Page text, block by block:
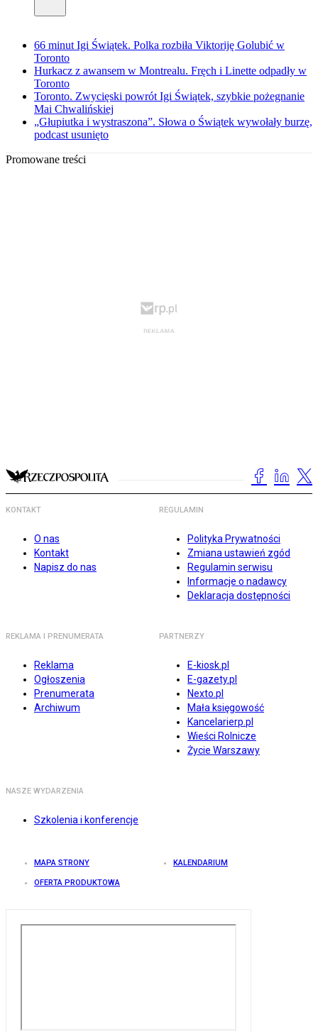
66 minut Igi Świątek. Polka rozbiła Viktoriję Golubić w
Toronto
Hurkacz z awansem w Montrealu. Fręch i Linette odpadły w
Toronto
Toronto. Zwycięski powrót Igi Świątek, szybkie pożegnanie
Mai Chwalińskiej
„Głupiutka i wystraszona”. Słowa o Świątek wywołały burzę,
podcast usunięto
Promowane treści
KONTAKT
O nas
Kontakt
Napisz do nas
REGULAMIN
Polityka Prywatności
Zmiana ustawień zgód
Regulamin serwisu
Informacje o nadawcy
Deklaracja dostępności
REKLAMA I PRENUMERATA
Reklama
Ogłoszenia
Prenumerata
Archiwum
PARTNERZY
E-kiosk.pl
E-gazety.pl
Nexto.pl
Mała księgowość
Kancelarierp.pl
Wieści Rolnicze
Życie Warszawy
NASZE WYDARZENIA
Szkolenia i konferencje
MAPA STRONY KALENDARIUM
OFERTA PRODUKTOWA